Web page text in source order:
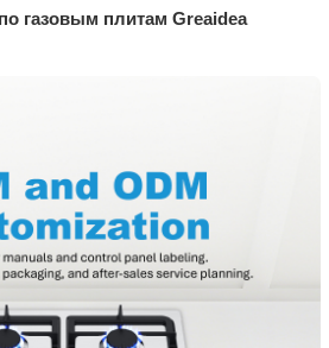
газовым плитам Greaidea